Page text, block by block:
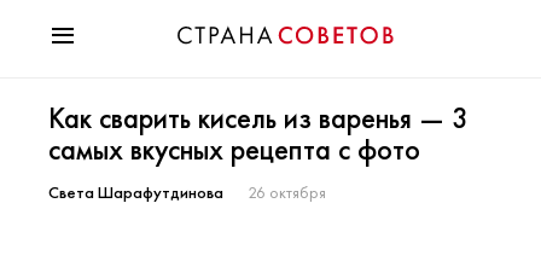
Мода
Звезды
Гороскопы
Как сварить кисель из варенья — 3
самых вкусных рецепта с фото
Света Шарафутдинова 26 октября